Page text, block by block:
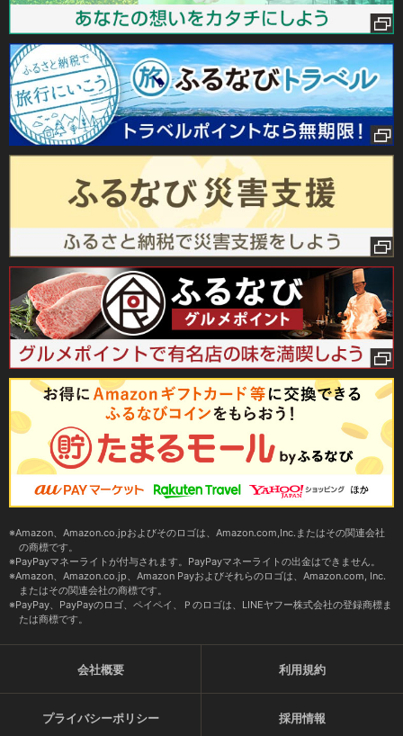
Amazon、Amazon.co.jpおよびそのロゴは、Amazon.com,Inc.またはその関連会社
の商標です。
PayPayマネーライトが付与されます。PayPayマネーライトの出金はできません。
Amazon、Amazon.co.jp、Amazon Payおよびそれらのロゴは、Amazon.com, Inc.
またはその関連会社の商標です。
PayPay、PayPayのロゴ、ペイペイ、Ｐのロゴは、LINEヤフー株式会社の登録商標ま
たは商標です。
会社概要 利用規約
プライバシーポリシー 採用情報